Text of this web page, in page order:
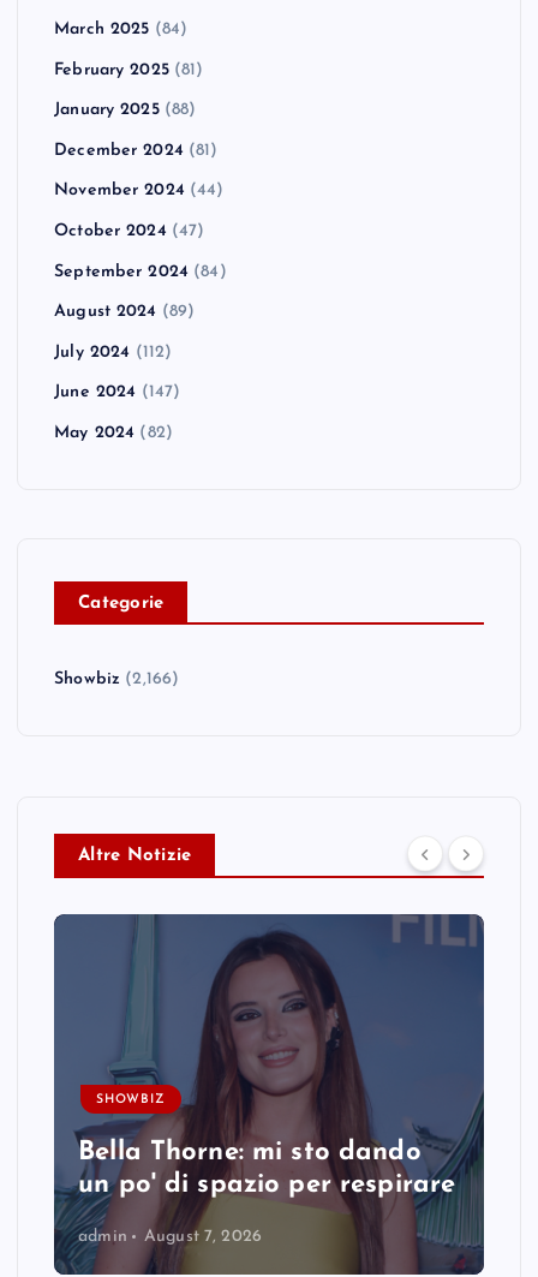
March 2025 (84)
February 2025(81)
January 2025(88)
December 2024 (81)
November 2024 (44)
October 2024 (47)
September 2024 (84)
August 2024 (89)
July 2024 (112)
June 2024 (147)
May 2024 (82)
Categorie
Showbiz (2,166)
Altre Notizie
SHOWBIZ
Bella Thorne: mi sto dando
un po' di spazio per respirare
admin August 7, 2026